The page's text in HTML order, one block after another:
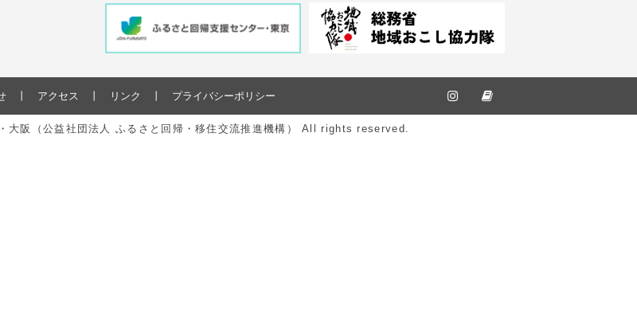
アクセス リンク プライバシーポリシー
大阪（公益社団法人 ふるさと回帰・移住交流推進機構） All rights reserved.